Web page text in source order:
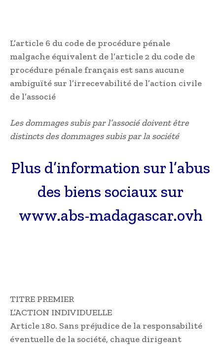
L’article 6 du code de procédure pénale
malgache équivalent de l’article 2 du code de
procédure pénale français est sans aucune
ambiguïté sur l’irrecevabilité de l’action civile
de l’associé
Les dommages subis par l’associé doivent être
distincts des dommages subis par la société
Plus d’information sur l’abus
des biens sociaux sur
www.abs-madagascar.ovh
TITRE PREMIER
L’ACTION INDIVIDUELLE
Article 180. Sans préjudice de la responsabilité
éventuelle de la société, chaque dirigeant